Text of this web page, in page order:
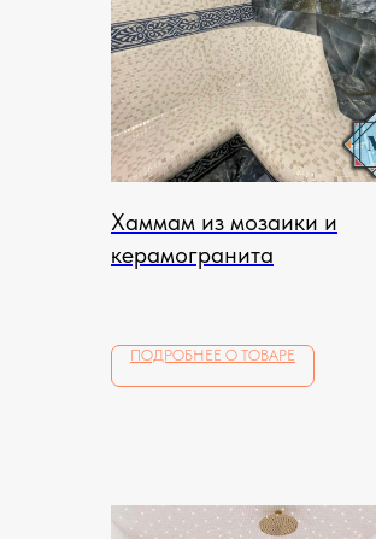
Хаммам из мозаики и
керамогранита
ПОДРОБНЕЕ О ТОВАРЕ